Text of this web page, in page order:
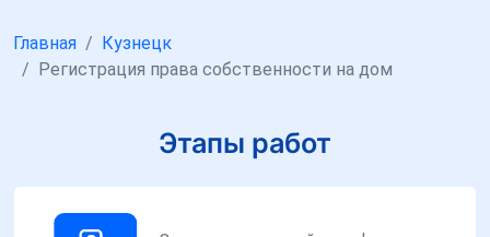
Главная
Кузнецк
Регистрация права собственности на дом
Этапы работ